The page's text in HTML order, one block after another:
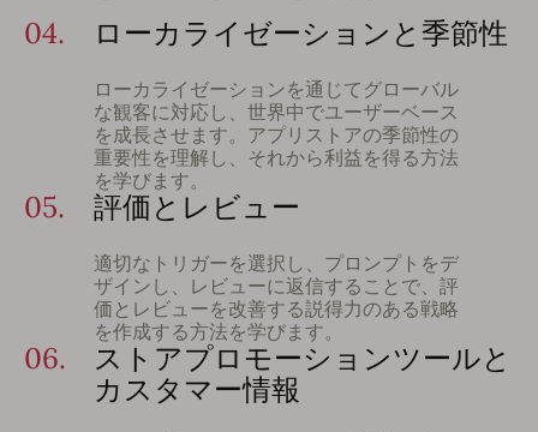
04. ローカライゼーションと季節性
ローカライゼーションを通じてグローバル
な観客に対応し、世界中でユーザーベース
を成長させます。アプリストアの季節性の
重要性を理解し、それから利益を得る方法
を学びます。
05. 評価とレビュー
適切なトリガーを選択し、プロンプトをデ
ザインし、レビューに返信することで、評
価とレビューを改善する説得力のある戦略
を作成する方法を学びます。
06.
ストアプロモーションツールと
カスタマー情報